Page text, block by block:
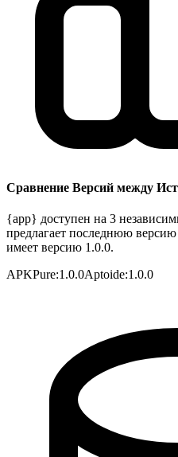
Сравнение Версий между
{app} доступен на 3
предлагает последнюю
имеет версию 1.0.0.
APKPure:1.0.0Aptoide:1.0.0